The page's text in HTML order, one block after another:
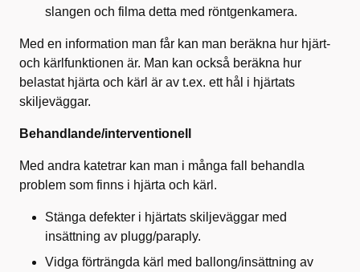
slangen och filma detta med röntgenkamera.
Med en information man får kan man beräkna hur hjärt-
och kärlfunktionen är. Man kan också beräkna hur
belastat hjärta och kärl är av t.ex. ett hål i hjärtats
skiljeväggar.
Behandlande/interventionell
Med andra katetrar kan man i många fall behandla
problem som finns i hjärta och kärl.
Stänga defekter i hjärtats skiljeväggar med
insättning av plugg/paraply.
Vidga förträngda kärl med ballong/insättning av